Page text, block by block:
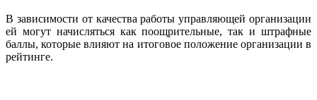
В зависимости от качества работы управляющей организации
ей могут начисляться как поощрительные, так и штрафные
баллы, которые влияют на итоговое положение организации в
рейтинге.